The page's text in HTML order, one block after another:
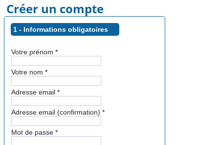
Créer un compte
1 - Informations obligatoires
Votre prénom *
Votre nom *
Adresse email *
Adresse email (confirmation) *
Mot de passe *